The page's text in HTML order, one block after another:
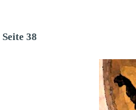
Seite 38